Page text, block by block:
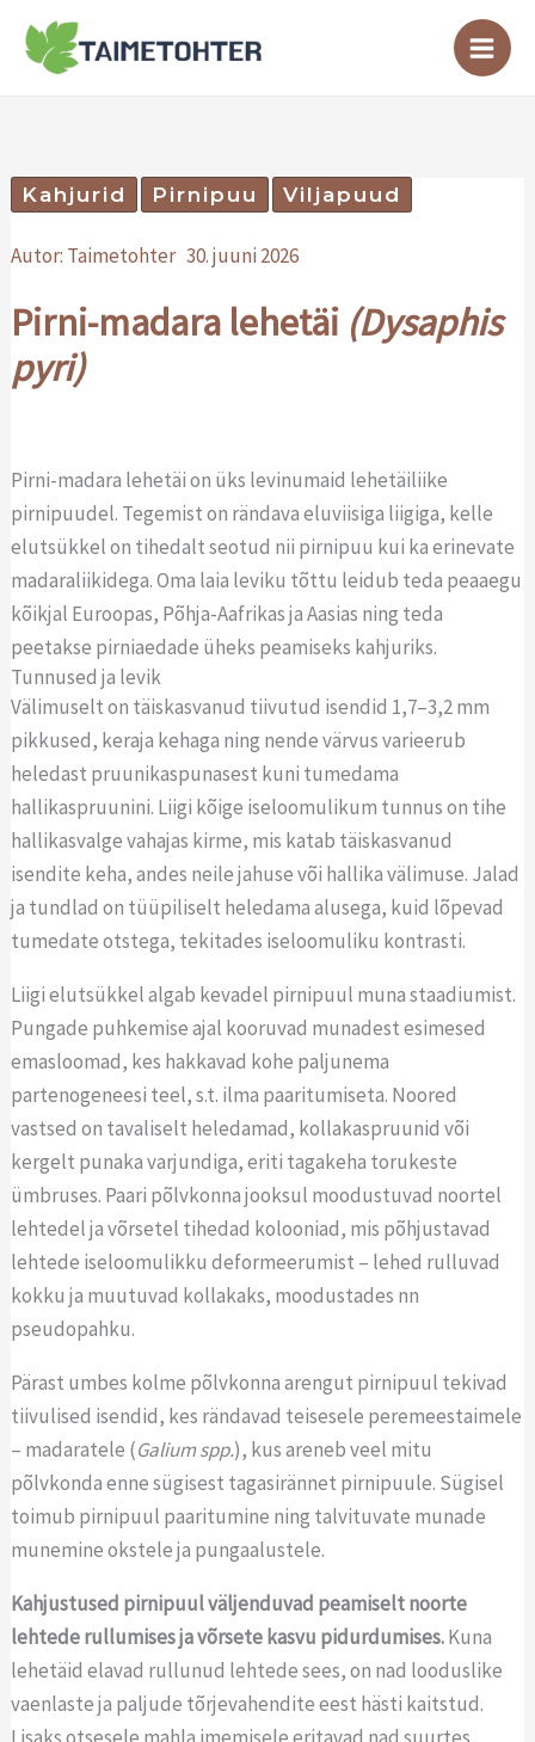
content
Kahjurid Pirnipuu Viljapuud
Autor: Taimetohter 30. juuni 2026
Pirni-madara lehetäi (Dysaphis
pyri)
Pirni-madara lehetäi on üks levinumaid lehetäiliike
pirnipuudel. Tegemist on rändava eluviisiga liigiga, kelle
elutsükkel on tihedalt seotud nii pirnipuu kui ka erinevate
madaraliikidega. Oma laia leviku tõttu leidub teda peaaegu
kõikjal Euroopas, Põhja-Aafrikas ja Aasias ning teda
peetakse pirniaedade üheks peamiseks kahjuriks.
Tunnused ja levik
Välimuselt on täiskasvanud tiivutud isendid 1,7–3,2 mm
pikkused, keraja kehaga ning nende värvus varieerub
heledast pruunikaspunasest kuni tumedama
hallikaspruunini. Liigi kõige iseloomulikum tunnus on tihe
hallikasvalge vahajas kirme, mis katab täiskasvanud
isendite keha, andes neile jahuse või hallika välimuse. Jalad
ja tundlad on tüüpiliselt heledama alusega, kuid lõpevad
tumedate otstega, tekitades iseloomuliku kontrasti.
Liigi elutsükkel algab kevadel pirnipuul muna staadiumist.
Pungade puhkemise ajal kooruvad munadest esimesed
emasloomad, kes hakkavad kohe paljunema
partenogeneesi teel, s.t. ilma paaritumiseta. Noored
vastsed on tavaliselt heledamad, kollakaspruunid või
kergelt punaka varjundiga, eriti tagakeha torukeste
ümbruses. Paari põlvkonna jooksul moodustuvad noortel
lehtedel ja võrsetel tihedad kolooniad, mis põhjustavad
lehtede iseloomulikku deformeerumist – lehed rulluvad
kokku ja muutuvad kollakaks, moodustades nn
pseudopahku.
Pärast umbes kolme põlvkonna arengut pirnipuul tekivad
tiivulised isendid, kes rändavad teisesele peremeestaimele
– madaratele (Galium spp.), kus areneb veel mitu
põlvkonda enne sügisest tagasirännet pirnipuule. Sügisel
toimub pirnipuul paaritumine ning talvituvate munade
munemine okstele ja pungaalustele.
Kahjustused pirnipuul väljenduvad peamiselt noorte
lehtede rullumises ja võrsete kasvu pidurdumises.Kuna
lehetäid elavad rullunud lehtede sees, on nad looduslike
vaenlaste ja paljude tõrjevahendite eest hästi kaitstud.